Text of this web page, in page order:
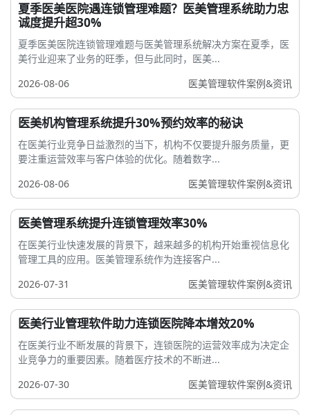
夏季医美医院遇连锁管理难题？医美管理系统助力忠
诚度提升超30%
夏季医美医院连锁管理难题与医美管理系统解决方案在夏季，医
美行业迎来了业务的旺季，但与此同时，医美...
2026-08-06
医美管理软件案例&资讯
医美机构管理系统提升30%预约效率的秘诀
在医美行业竞争日益激烈的当下，机构不仅要提升服务质量，更
要注重运营效率与客户体验的优化。随着数字...
2026-08-06
医美管理软件案例&资讯
医美管理系统提升连锁管理效率30%
在医美行业快速发展的背景下，越来越多的机构开始重视信息化
管理工具的应用。医美管理系统作为连接客户...
2026-07-31
医美管理软件案例&资讯
医美行业管理软件助力连锁医院降本增效20%
在医美行业不断发展的背景下，连锁医院的运营效率成为决定企
业竞争力的重要因素。随着医疗技术的不断进...
2026-07-30
医美管理软件案例&资讯